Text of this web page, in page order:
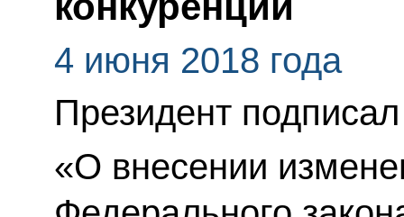
4 июня 2018 года
Президент
«О внесении